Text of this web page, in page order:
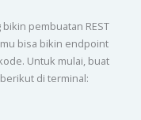
pembuatan REST
bisa bikin endpoint
Untuk mulai, buat
di terminal: